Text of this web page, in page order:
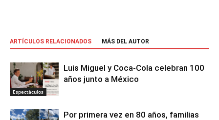
ARTÍCULOS RELACIONADOS MÁS DEL AUTOR
Espectáculos
Luis Miguel y Coca-Cola celebran 100
años junto a México
Por primera vez en 80 años, familias